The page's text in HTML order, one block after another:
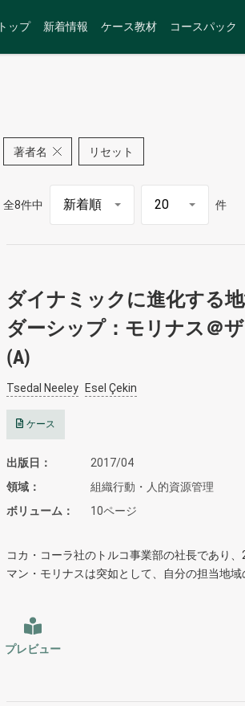
トップ 新着情報 ケース教材 コースパック
著者名 リセット
全8件中 件
ダイナミックに進化する
ダーシップ：モリナス＠
(A)
Tsedal Neeley Esel Çekin
ケース
出版日
2017/04
領域
組織行動・人的資源管理
ボリューム
10ページ
コカ・コーラ社のトルコ事業部の社長であり
マン・モリナスは突如として、自分の担当地
プレビュー